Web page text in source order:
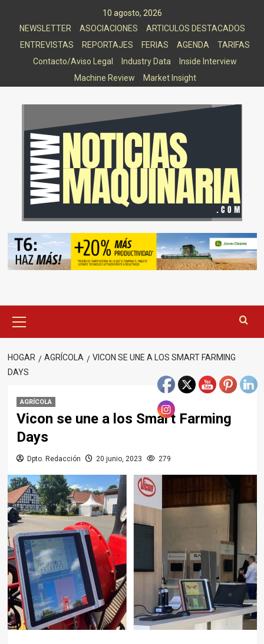
10 agosto, 2026
NEWSLETTER
ASOCIACIONES
ARTICULOS DESTACADOS
ENTREVISTAS
REPORTAJES FERIAS AGENDA
TARIFAS
Contacto/Aviso Legal
Industry Data
Inside Interview
Machine Review
Market Insight
principal
HOGAR AGRÍCOLA
VICON SE UNE A LOS SMART FARMING
DAYS
AGRÍCOLA
Vicon se une a los Smart Farming
Days
Dpto. Redacción 20 junio, 2023 279